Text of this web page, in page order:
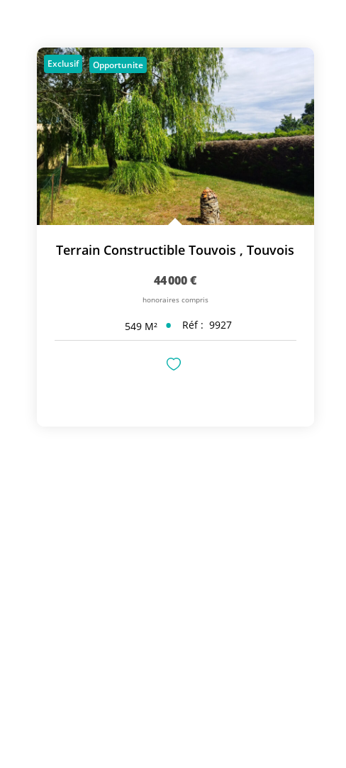
Exclusif Opportunite
Terrain Constructible Touvois ,Touvois
44 000 €
honoraires compris
549 M² Réf : 9927